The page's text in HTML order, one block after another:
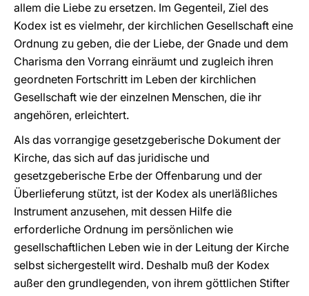
allem die Liebe zu ersetzen. Im Gegenteil, Ziel des
Kodex ist es vielmehr, der kirchlichen Gesellschaft eine
Ordnung zu geben, die der Liebe, der Gnade und dem
Charisma den Vorrang einräumt und zugleich ihren
geordneten Fortschritt im Leben der kirchlichen
Gesellschaft wie der einzelnen Menschen, die ihr
angehören, erleichtert.
Als das vorrangige gesetzgeberische Dokument der
Kirche, das sich auf das juridische und
gesetzgeberische Erbe der Offenbarung und der
Überlieferung stützt, ist der Kodex als unerläßliches
Instrument anzusehen, mit dessen Hilfe die
erforderliche Ordnung im persönlichen wie
gesellschaftlichen Leben wie in der Leitung der Kirche
selbst sichergestellt wird. Deshalb muß der Kodex
außer den grundlegenden, von ihrem göttlichen Stifter